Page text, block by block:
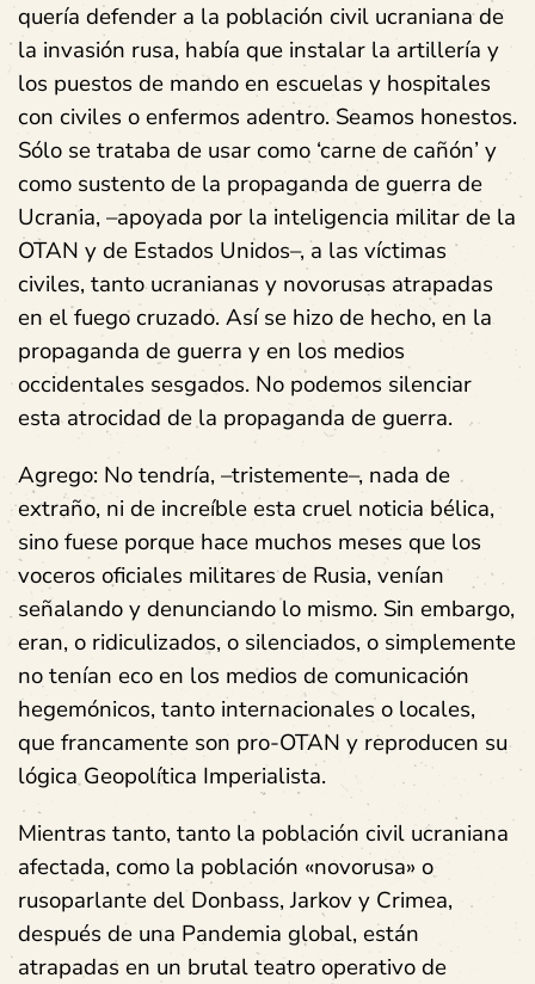
quería defender a la población civil ucraniana de
la invasión rusa, había que instalar la artillería y
los puestos de mando en escuelas y hospitales
con civiles o enfermos adentro. Seamos honestos.
Sólo se trataba de usar como ‘carne de cañón’ y
como sustento de la propaganda de guerra de
Ucrania, –apoyada por la inteligencia militar de la
OTAN y de Estados Unidos–, a las víctimas
civiles, tanto ucranianas y novorusas atrapadas
en el fuego cruzado. Así se hizo de hecho, en la
propaganda de guerra y en los medios
occidentales sesgados. No podemos silenciar
esta atrocidad de la propaganda de guerra.
Agrego: No tendría, –tristemente–, nada de
extraño, ni de increíble esta cruel noticia bélica,
sino fuese porque hace muchos meses que los
voceros oficiales militares de Rusia, venían
señalando y denunciando lo mismo. Sin embargo,
eran, o ridiculizados, o silenciados, o simplemente
no tenían eco en los medios de comunicación
hegemónicos, tanto internacionales o locales,
que francamente son pro-OTAN y reproducen su
lógica Geopolítica Imperialista.
Mientras tanto, tanto la población civil ucraniana
afectada, como la población «novorusa» o
rusoparlante del Donbass, Jarkov y Crimea,
después de una Pandemia global, están
atrapadas en un brutal teatro operativo de